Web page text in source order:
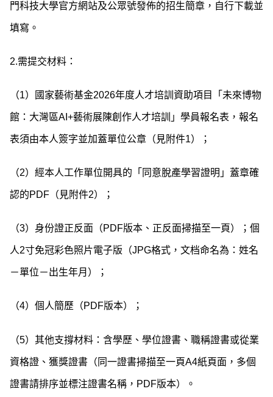
門科技大學官方網站及公眾號發佈的招生簡章，自行下載並
填寫。
2.需提交材料：
（1）國家藝術基金2026年度人才培訓資助項目「未來博物
館：大灣區AI+藝術展陳創作人才培訓」學員報名表，報名
表須由本人簽字並加蓋單位公章（見附件1）；
（2）經本人工作單位開具的「同意脫產學習證明」蓋章確
認的PDF（見附件2）；
（3）身份證正反面（PDF版本、正反面掃描至一頁）；個
人2寸免冠彩色照片電子版（JPG格式，文档命名為：姓名
－單位－出生年月）；
（4）個人簡歷（PDF版本）；
（5）其他支撐材料：含學歷、學位證書、職稱證書或從業
資格證、獲獎證書（同一證書掃描至一頁A4紙頁面，多個
證書請排序並標注證書名稱，PDF版本）。